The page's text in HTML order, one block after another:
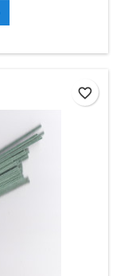
favorite_border